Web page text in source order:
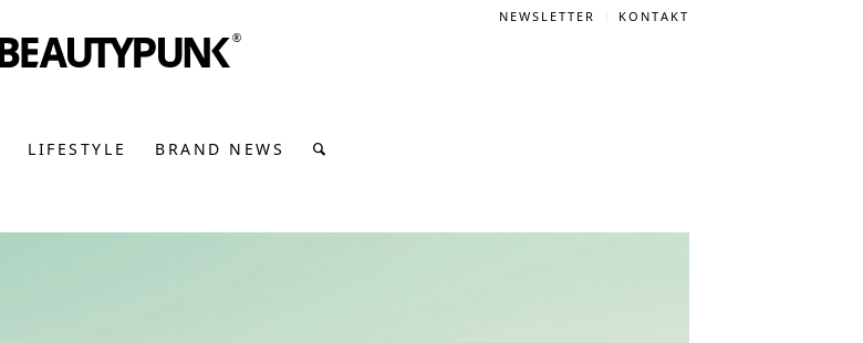
NEWSLETTER KONTAKT
LIFESTYLE BRAND NEWS